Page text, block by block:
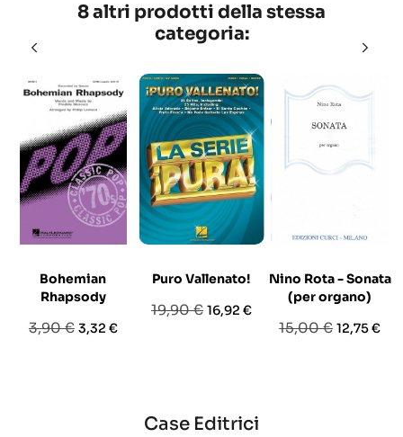
8 altri prodotti della stessa
categoria:
Bohemian
Rhapsody
Prezzo
3,90 € Prezzo
3,32 €
Puro Vallenato!
Prezzo
19,90 € Prezzo
16,92 €
Nino Rota - Sonata
(per organo)
Prezzo
15,00 € Prezzo
12,75 €
Case Editrici